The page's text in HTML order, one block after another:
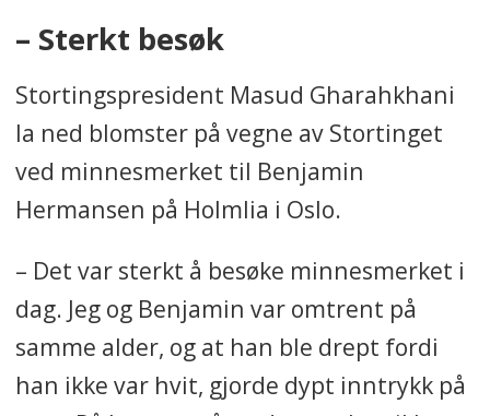
– Sterkt besøk
Stortingspresident Masud Gharahkhani
la ned blomster på vegne av Stortinget
ved minnesmerket til Benjamin
Hermansen på Holmlia i Oslo.
– Det var sterkt å besøke minnesmerket i
dag. Jeg og Benjamin var omtrent på
samme alder, og at han ble drept fordi
han ikke var hvit, gjorde dypt inntrykk på